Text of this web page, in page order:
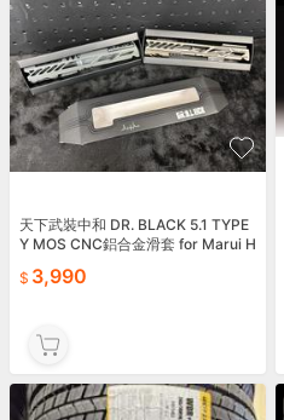
天下武裝中和 DR. BLACK 5.1 TYPE
Y MOS CNC鋁合金滑套 for Marui H
3,990